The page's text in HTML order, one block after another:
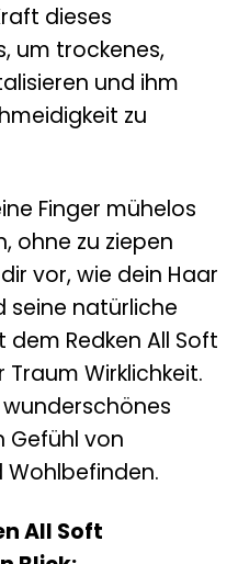
dieses
um trockenes,
und ihm
zu
Finger mühelos
ohne zu ziepen
vor, wie dein Haar
seine natürliche
Redken All Soft
Wirklichkeit.
Gefühl von
Wohlbefinden.
All Soft